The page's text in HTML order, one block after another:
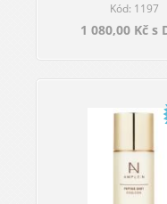
Kód: 1197
1 080,00 Kč s